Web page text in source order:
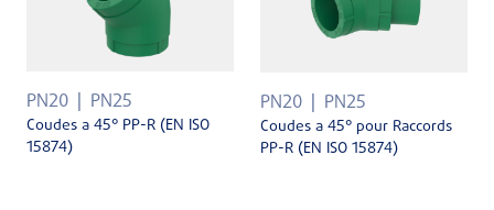
PN20 PN25
Coudes a 45° PP-R (EN ISO
15874)
PN20 PN25
Coudes a 45° pour Raccords
PP-R (EN ISO 15874)